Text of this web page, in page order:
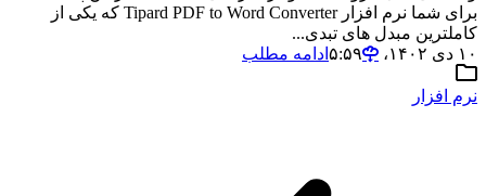
برای شما نرم افزار Tipard PDF to Word Converter که یکی از
کاملترین مبدل های تبدی...
۱۰ دی ۱۴۰۲،‏ ۵:۵۹
ادامه مطلب
نرم افزار